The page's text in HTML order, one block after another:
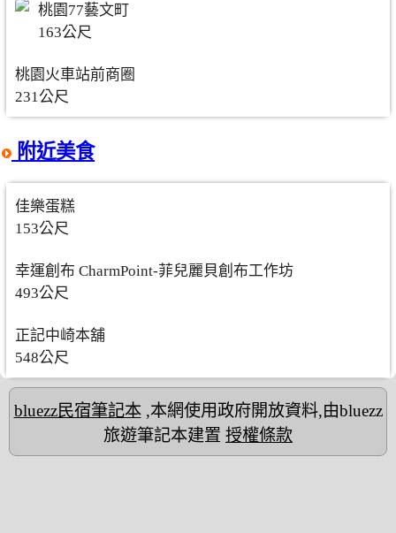
桃園77藝文町
163公尺
桃園火車站前商圈
231公尺
附近美食
佳樂蛋糕
153公尺
幸運創布 CharmPoint-菲兒麗貝創布工作坊
493公尺
正記中崎本舖
548公尺
bluezz民宿筆記本,本網使用政府開放資料,由bluezz
旅遊筆記本建置 授權條款